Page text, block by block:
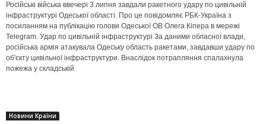
Російські війська ввечері 3 липня завдали ракетного удару по цивільній
інфраструктурі Одеської області. Про це повідомляє РБК-Україна з
посиланням на публікацію голови Одеської ОВ Олега Кіпера в мережі
Telegram. Удар по цивільній інфраструктурі За даними обласної влади,
російська армія атакувала Одеську область ракетами, завдавши удару по
об'єкту цивільної інфраструктури. Внаслідок потрапляння спалахнула
пожежа у складській
Новини Країни